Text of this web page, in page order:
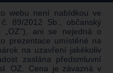
webu není nabídkou ve
89/2012 Sb., občanský
ani se nejedná o
prezentace umístěné na
na uzavření jakékoliv
zaslána předsmluvní
OZ. Cena je závazná v